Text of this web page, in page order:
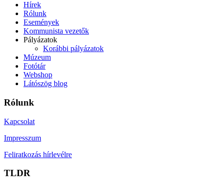
Hírek
Rólunk
Események
Kommunista vezetők
Pályázatok
Korábbi pályázatok
Múzeum
Fotótár
Webshop
Látószög blog
Rólunk
Kapcsolat
Impresszum
Feliratkozás hírlevélre
TLDR